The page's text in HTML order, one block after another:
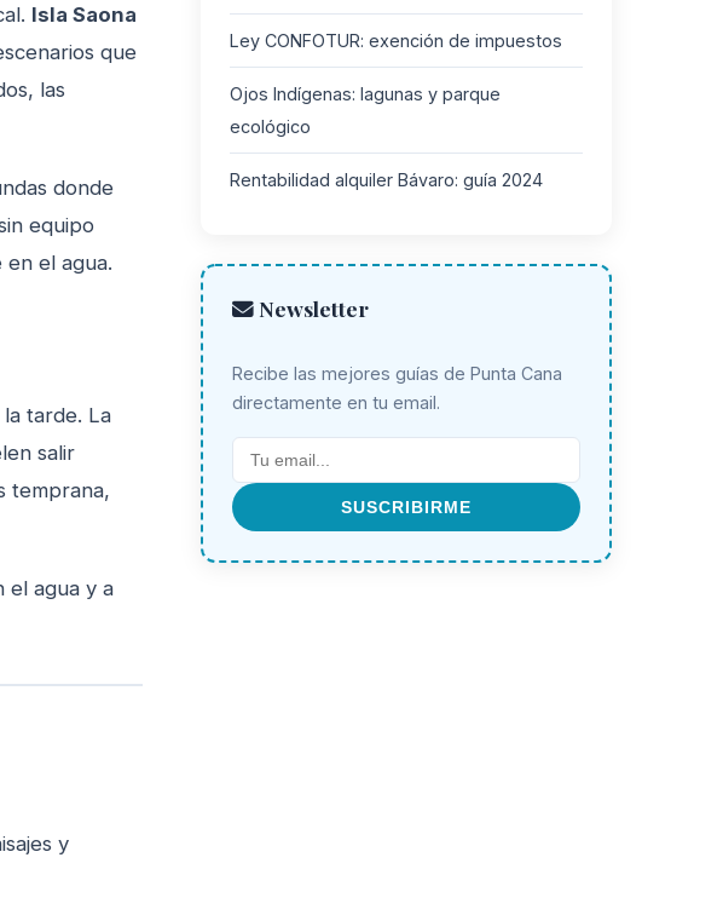
Isla Saona
que
las
donde
equipo
el agua.
tarde. La
salir
temprana,
el agua y a
y
Ley CONFOTUR: exención de impuestos
Ojos Indígenas: lagunas y parque
ecológico
Rentabilidad alquiler Bávaro: guía 2024
Newsletter
Recibe las mejores guías de Punta Cana
directamente en tu email.
SUSCRIBIRME